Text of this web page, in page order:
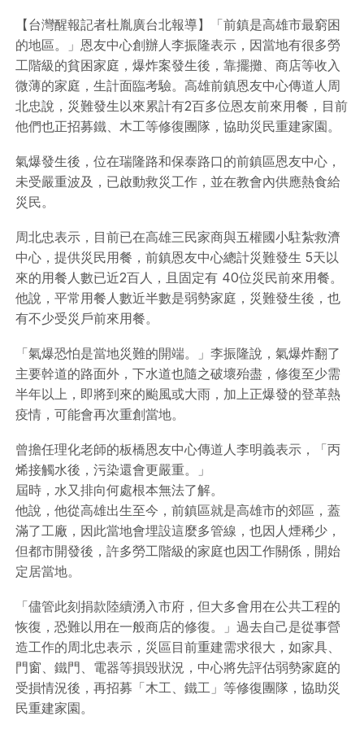
【台灣醒報記者杜胤廣台北報導】「前鎮是高雄市最窮困
的地區。」恩友中心創辦人李振隆表示，因當地有很多勞
工階級的貧困家庭，爆炸案發生後，靠擺攤、商店等收入
微薄的家庭，生計面臨考驗。高雄前鎮恩友中心傳道人周
北忠說，災難發生以來累計有2百多位恩友前來用餐，目前
他們也正招募鐵、木工等修復團隊，協助災民重建家園。
氣爆發生後，位在瑞隆路和保泰路口的前鎮區恩友中心，
未受嚴重波及，已啟動救災工作，並在教會內供應熱食給
災民。
周北忠表示，目前已在高雄三民家商與五權國小駐紮救濟
中心，提供災民用餐，前鎮恩友中心總計災難發生 5天以
來的用餐人數已近2百人，且固定有 40位災民前來用餐。
他說，平常用餐人數近半數是弱勢家庭，災難發生後，也
有不少受災戶前來用餐。
「氣爆恐怕是當地災難的開端。」李振隆說，氣爆炸翻了
主要幹道的路面外，下水道也隨之破壞殆盡，修復至少需
半年以上，即將到來的颱風或大雨，加上正爆發的登革熱
疫情，可能會再次重創當地。
曾擔任理化老師的板橋恩友中心傳道人李明義表示，「丙
烯接觸水後，污染還會更嚴重。」
屆時，水又排向何處根本無法了解。
他說，他從高雄出生至今，前鎮區就是高雄市的郊區，蓋
滿了工廠，因此當地會埋設這麼多管線，也因人煙稀少，
但都市開發後，許多勞工階級的家庭也因工作關係，開始
定居當地。
「儘管此刻捐款陸續湧入市府，但大多會用在公共工程的
恢復，恐難以用在一般商店的修復。」過去自己是從事營
造工作的周北忠表示，災區目前重建需求很大，如家具、
門窗、鐵門、電器等損毀狀況，中心將先評估弱勢家庭的
受損情況後，再招募「木工、鐵工」等修復團隊，協助災
民重建家園。